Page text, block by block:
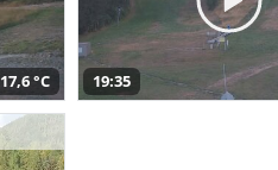
17,6 °C 19:35